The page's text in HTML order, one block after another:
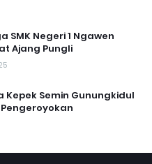
SMK Negeri 1 Ngawen
Ajang Pungli
Kepek Semin Gunungkidul